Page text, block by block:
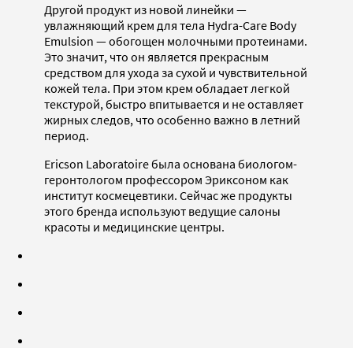
Другой продукт из новой линейки —
увлажняющий крем для тела Hydra-Care Body
Emulsion — обогощен молочными протеинами.
Это значит, что он является прекрасным
средством для ухода за сухой и чувствительной
кожей тела. При этом крем обладает легкой
текстурой, быстро впитывается и не оставляет
жирных следов, что особенно важно в летний
период.
Ericson Laboratoire была основана биологом-
геронтологом профессором Эриксоном как
институт космецевтики. Сейчас же продукты
этого бренда используют ведущие салоны
красоты и медицинские центры.